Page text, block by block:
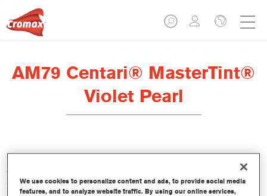
AM79 Centari® MasterTint®
Violet Pearl
Centari Mastertint es un tinte concentrado de base disolvente
que forma parte de las gamas de acabado y bases bicapa
Centari.
We use cookies to personalize content and ads, to provide social media
features, and to analyze website traffic. By using our online services,